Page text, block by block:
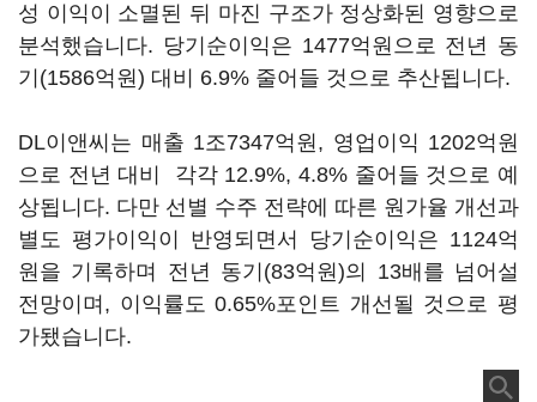
성 이익이 소멸된 뒤 마진 구조가 정상화된 영향으로
분석했습니다. 당기순이익은 1477억원으로 전년 동
기(1586억원) 대비 6.9% 줄어들 것으로 추산됩니다.
DL이앤씨는 매출 1조7347억원, 영업이익 1202억원
으로 전년 대비 각각 12.9%, 4.8% 줄어들 것으로 예
상됩니다. 다만 선별 수주 전략에 따른 원가율 개선과
별도 평가이익이 반영되면서 당기순이익은 1124억
원을 기록하며 전년 동기(83억원)의 13배를 넘어설
전망이며, 이익률도 0.65%포인트 개선될 것으로 평
가됐습니다.